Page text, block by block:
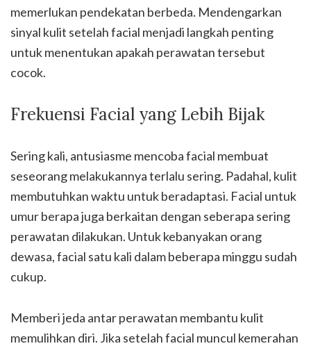
memerlukan pendekatan berbeda. Mendengarkan
sinyal kulit setelah facial menjadi langkah penting
untuk menentukan apakah perawatan tersebut
cocok.
Frekuensi Facial yang Lebih Bijak
Sering kali, antusiasme mencoba facial membuat
seseorang melakukannya terlalu sering. Padahal, kulit
membutuhkan waktu untuk beradaptasi. Facial untuk
umur berapa juga berkaitan dengan seberapa sering
perawatan dilakukan. Untuk kebanyakan orang
dewasa, facial satu kali dalam beberapa minggu sudah
cukup.
Memberi jeda antar perawatan membantu kulit
memulihkan diri. Jika setelah facial muncul kemerahan